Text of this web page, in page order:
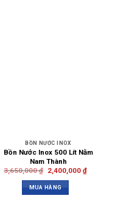
BỒN NƯỚC INOX
Bồn Nước Inox 500 Lít Nằm
Nam Thành
3,650,000₫ 2,400,000 ₫
MUA HÀNG